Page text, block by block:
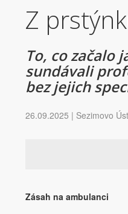
Z
To, co začalo
sundávali
bez jejich
26.09.2025 | Sezimovo
Zásah na ambulanci